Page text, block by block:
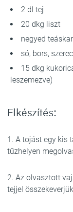
2 dl tej
20 dkg liszt
negyed
só, bors,
15 dkg
leszemezve)
Elkészítés:
1. A tojást egy kis
tűzhelyen
2. Az olvasztott
tejjel